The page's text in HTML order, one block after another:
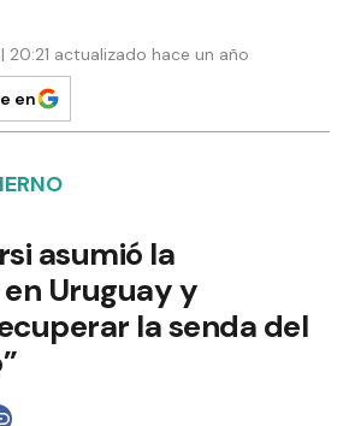
20:21 actualizado hace un año
en
asumió la
Uruguay y
la senda del